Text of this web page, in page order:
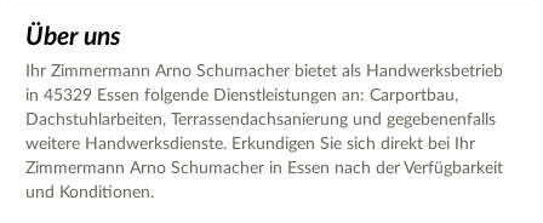
Über uns
Ihr Zimmermann Arno Schumacher bietet als Handwerksbetrieb
in 45329 Essen folgende Dienstleistungen an: Carportbau,
Dachstuhlarbeiten, Terrassendachsanierung und gegebenenfalls
weitere Handwerksdienste. Erkundigen Sie sich direkt bei Ihr
Zimmermann Arno Schumacher in Essen nach der Verfügbarkeit
und Konditionen.